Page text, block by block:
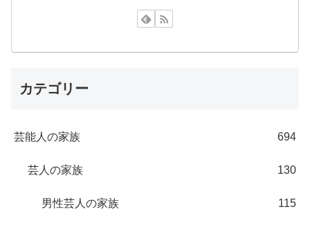
カテゴリー
芸能人の家族 694
芸人の家族 130
男性芸人の家族 115